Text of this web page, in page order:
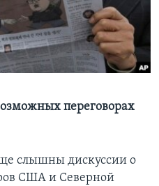
переговорах
слышны дискуссии о
США и Северной